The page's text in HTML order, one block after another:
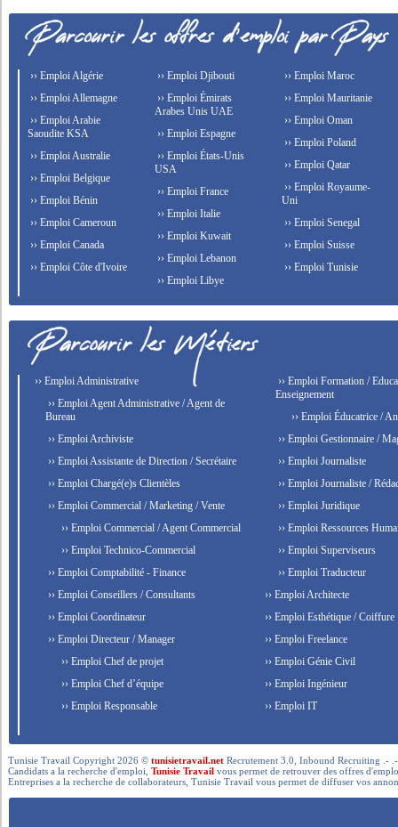
›› Emploi Algérie
›› Emploi Allemagne
›› Emploi Arabie
Saoudite KSA
›› Emploi Australie
›› Emploi Belgique
›› Emploi Bénin
›› Emploi Cameroun
›› Emploi Canada
›› Emploi Côte d'Ivoire
›› Emploi Djibouti
›› Emploi Émirats
Arabes Unis UAE
›› Emploi Espagne
›› Emploi États-Unis
USA
›› Emploi France
›› Emploi Italie
›› Emploi Kuwait
›› Emploi Lebanon
›› Emploi Libye
›› Emploi Maroc
›› Emploi Mauritanie
›› Emploi Oman
›› Emploi Poland
›› Emploi Qatar
›› Emploi Royaume-
Uni
›› Emploi Senegal
›› Emploi Suisse
›› Emploi Tunisie
›› Emploi Administrative
›› Emploi Agent Administrative / Agent de
Bureau
›› Emploi Archiviste
›› Emploi Assistante de Direction / Secrétaire
›› Emploi Chargé(e)s Clientèles
›› Emploi Commercial / Marketing / Vente
›› Emploi Commercial / Agent Commercial
›› Emploi Technico-Commercial
›› Emploi Comptabilité - Finance
›› Emploi Conseillers / Consultants
›› Emploi Coordinateur
›› Emploi Directeur / Manager
›› Emploi Chef de projet
›› Emploi Chef d’équipe
›› Emploi Responsable
›› Emploi Formation /
Enseignement
›› Emploi Éducatrice /
›› Emploi Gestionnaire /
›› Emploi Journaliste
›› Emploi Journaliste /
›› Emploi Juridique
›› Emploi Ressources
›› Emploi Superviseurs
›› Emploi Traducteur
›› Emploi Architecte
›› Emploi Esthétique / Coiffure
›› Emploi Freelance
›› Emploi Génie Civil
›› Emploi Ingénieur
›› Emploi IT
Tunisie Travail Copyright 2026 ©tunisietravail.net Recrutement 3.0, Inbound Recruiting .-
Candidats a la recherche d'emploi,Tunisie Travail vous permet de retrouver des offres
Entreprises a la recherche de collaborateurs, Tunisie Travail vous permet de diffuser vos